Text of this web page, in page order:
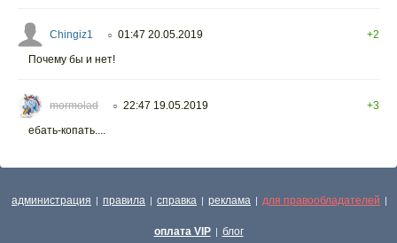
Chingiz1 ○ 01:47 20.05.2019
+2
Почему бы и нет!
mormolad ○ 22:47 19.05.2019
+3
ебать-копать....
администрация | правила | справка | реклама | для правообладателей |
оплата VIP | блог